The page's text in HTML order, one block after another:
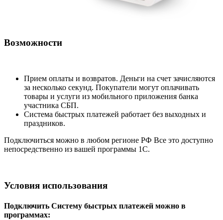
Возможности
Прием оплаты и возвратов. Деньги на счет зачисляются
за несколько секунд. Покупатели могут оплачивать
товары и услуги из мобильного приложения банка
участника СБП.
Система быстрых платежей работает без выходных и
праздников.
Подключиться можно в любом регионе РФ Все это доступно
непосредственно из вашей программы 1С.
Условия использования
Подключить Систему быстрых платежей можно в
программах: